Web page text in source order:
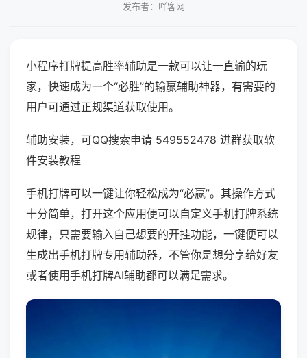
发布者：吖客网
小程序打牌提高胜率辅助是一款可以让一直输的玩
家，快速成为一个“必胜”的输赢辅助神器，有需要的
用户可通过正规渠道获取使用。
辅助安装，可QQ搜索申请 549552478 进群获取软
件安装教程
手机打牌可以一键让你轻松成为“必赢”。其操作方式
十分简单，打开这个应用便可以自定义手机打牌系统
规律，只需要输入自己想要的开挂功能，一键便可以
生成出手机打牌专用辅助器，不管你是想分享给好友
或者使用手机打牌AI辅助都可以满足需求。